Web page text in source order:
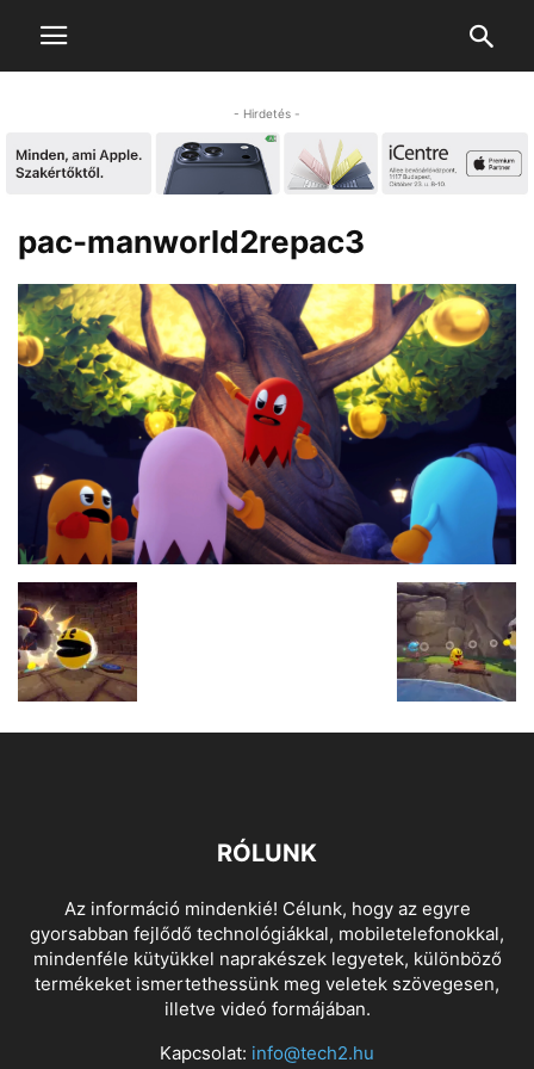
- Hirdetés -
pac-manworld2repac3
RÓLUNK
Az információ mindenkié! Célunk, hogy az egyre
gyorsabban fejlődő technológiákkal, mobiletelefonokkal,
mindenféle kütyükkel naprakészek legyetek, különböző
termékeket ismertethessünk meg veletek szövegesen,
illetve videó formájában.
Kapcsolat: info@tech2.hu